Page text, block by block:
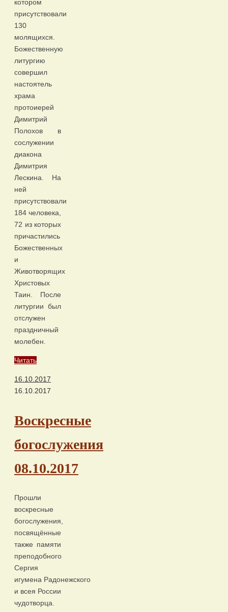
котором
присутствовали
130
молящихся.
Божественную
литургию
совершил
настоятель
храма
протоиерей
Димитрий
Полохов в
сослужении
диакона
Димитрия
Лескина. На
ней
присутствовали
184 человека,
72 из которых
причастились
Божественных
и
Животворящих
Христовых
Таин. После
литургии был
отслужен
праздничный
молебен.
Читать
16.10.2017
16.10.2017
Воскресные
богослужения
08.10.2017
Прошли
воскресные
богослужения,
посвящённые
также памяти
преподобного
Сергия
игумена Радонежского
и всея России
чудотворца.